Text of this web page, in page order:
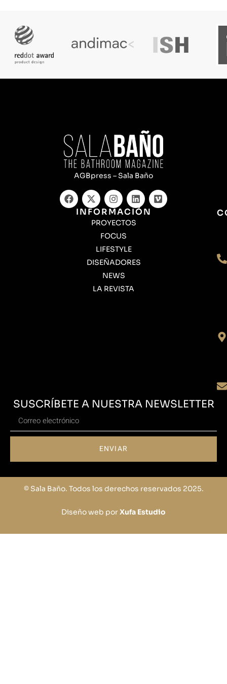
AGBpress – Sala Baño
INFORMACIÓN
PROYECTOS
FOCUS
LIFESTYLE
DISEÑADORES
NEWS
LA REVISTA
SUSCRÍBETE A NUESTRA NEWSLETTER
ENVIAR
© Sala Baño. Todos los derechos reservados 2025.
Diseño web porXufa Estudio